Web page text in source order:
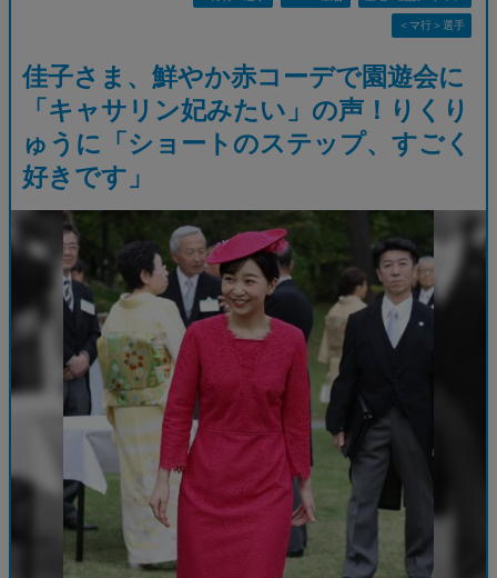
＜マ行＞選手
佳子さま、鮮やか赤コーデで園遊会に
「キャサリン妃みたい」の声！りくり
ゅうに「ショートのステップ、すごく
好きです」